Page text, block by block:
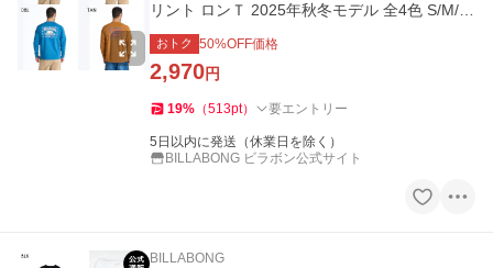
リント ロンＴ 2025年秋冬モデル 全4色 S/M/L/
XL
おトク 50%OFF価格
2,970円
19% （513pt） 要エントリー
5日以内に発送（休業日を除く）
BILLABONG ビラボン公式サイト
BILLABONG